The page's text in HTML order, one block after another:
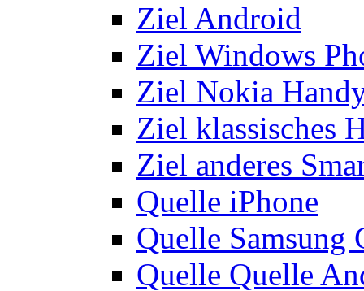
Ziel Android
Ziel Windows
Ziel Nokia
Ziel klassisches
Ziel anderes
Quelle iPhone
Quelle Samsung
Quelle Quelle